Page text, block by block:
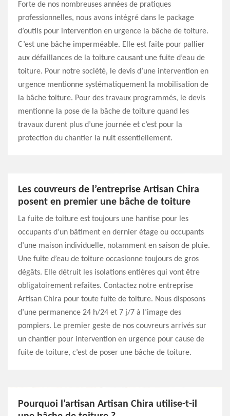
Forte de nos nombreuses années de pratiques
professionnelles, nous avons intégré dans le package
d’outils pour intervention en urgence la bâche de toiture.
C’est une bâche imperméable. Elle est faite pour pallier
aux défaillances de la toiture causant une fuite d’eau de
toiture. Pour notre société, le devis d’une intervention en
urgence mentionne systématiquement la mobilisation de
la bâche toiture. Pour des travaux programmés, le devis
mentionne la pose de la bâche de toiture quand les
travaux durent plus d’une journée et c’est pour la
protection du chantier la nuit essentiellement.
Les couvreurs de l’entreprise Artisan Chira
posent en premier une bâche de toiture
La fuite de toiture est toujours une hantise pour les
occupants d’un bâtiment en dernier étage ou occupants
d’une maison individuelle, notamment en saison de pluie.
Une fuite d’eau de toiture occasionne toujours de gros
dégâts. Elle détruit les isolations entières qui vont être
obligatoirement refaites. Contactez notre entreprise
Artisan Chira pour toute fuite de toiture. Nous disposons
d’une permanence 24 h/24 et 7 j/7 à l’image des
pompiers. Le premier geste de nos couvreurs arrivés sur
un chantier pour intervention en urgence pour cause de
fuite de toiture, c’est de poser une bâche de toiture.
Pourquoi l’artisan Artisan Chira utilise-t-il